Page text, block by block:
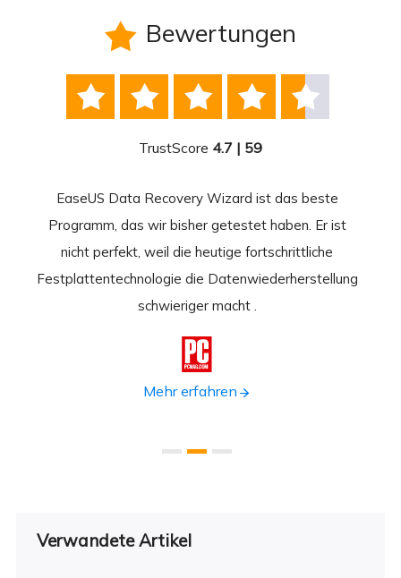
 Bewertungen
    
TrustScore 4.7 | 59
EaseUS Data Recovery Wizard ist das beste
Programm, das wir bisher getestet haben. Er ist
nicht perfekt, weil die heutige fortschrittliche
Festplattentechnologie die Datenwiederherstellung
schwieriger macht .

Mehr erfahren
Verwandete Artikel